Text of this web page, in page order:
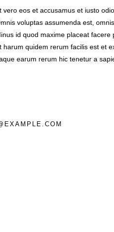
vero eos et accusamus et iusto
voluptas assumenda est,
id quod maxime placeat facere
harum quidem rerum facilis est et
earum rerum hic tenetur a